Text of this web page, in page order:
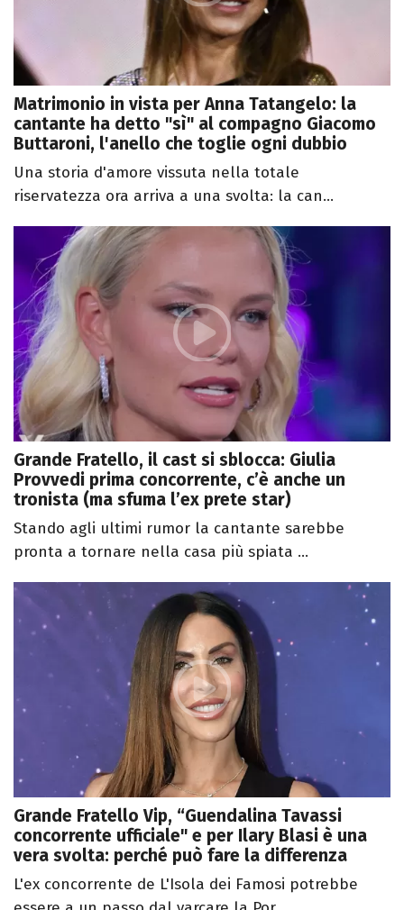
Matrimonio in vista per Anna Tatangelo: la
cantante ha detto "sì" al compagno Giacomo
Buttaroni, l'anello che toglie ogni dubbio
Una storia d'amore vissuta nella totale
riservatezza ora arriva a una svolta: la can...
Grande Fratello, il cast si sblocca: Giulia
Provvedi prima concorrente, c’è anche un
tronista (ma sfuma l’ex prete star)
Stando agli ultimi rumor la cantante sarebbe
pronta a tornare nella casa più spiata ...
Grande Fratello Vip, “Guendalina Tavassi
concorrente ufficiale" e per Ilary Blasi è una
vera svolta: perché può fare la differenza
L'ex concorrente de L'Isola dei Famosi potrebbe